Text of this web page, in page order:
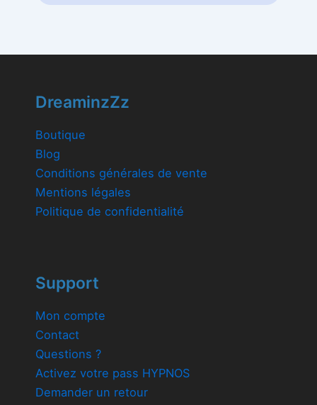
DreaminzZz
Boutique
Blog
Conditions générales de vente
Mentions légales
Politique de confidentialité
Support
Mon compte
Contact
Questions ?
Activez votre pass HYPNOS
Demander un retour